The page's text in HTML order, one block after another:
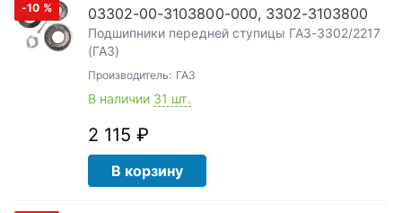
-10 % 03302-00-3103800-000, 3302-3103800
Подшипники передней ступицы ГАЗ-3302/2217
(ГАЗ)
Производитель: ГАЗ
В наличии 31 шт.
2 115 ₽
В корзину